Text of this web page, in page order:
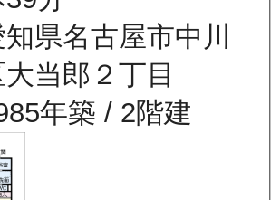
県名古屋市中川
大当郎２丁目
年築 / 2階建